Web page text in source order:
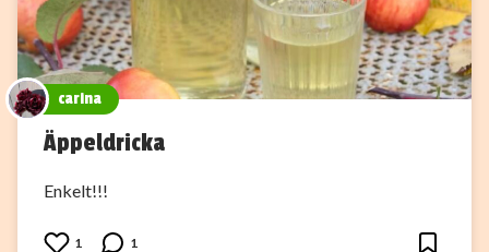
carina
Äppeldricka
Enkelt!!!
1 1